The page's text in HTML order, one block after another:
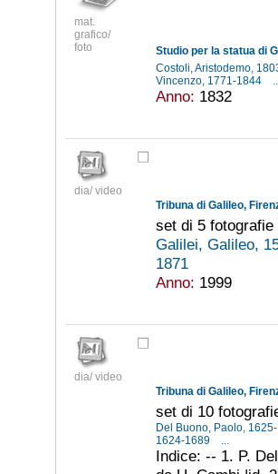
mat.
grafico/
foto
Studio per la statua di
Costoli, Aristodemo,
Vincenzo, 1771-1844
Anno: 1832
dia/ video
Tribuna di Galileo,
set di 5 fotografie
Galilei, Galileo,
1871
Anno: 1999
dia/ video
set di 10
Del Buono, Paolo,
1624-1689
Indice: -- 1. P.